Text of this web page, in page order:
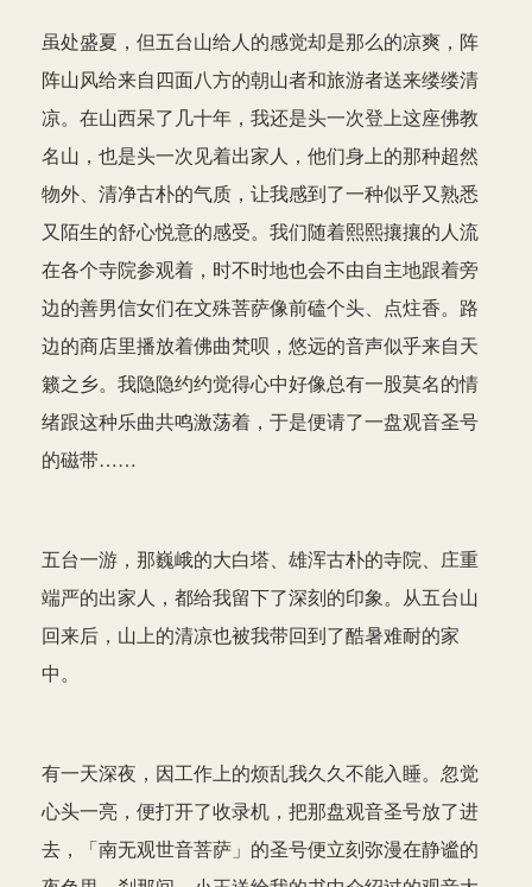
虽处盛夏，但五台山给人的感觉却是那么的凉爽，阵
阵山风给来自四面八方的朝山者和旅游者送来缕缕清
凉。在山西呆了几十年，我还是头一次登上这座佛教
名山，也是头一次见着出家人，他们身上的那种超然
物外、清净古朴的气质，让我感到了一种似乎又熟悉
又陌生的舒心悦意的感受。我们随着熙熙攘攘的人流
在各个寺院参观着，时不时地也会不由自主地跟着旁
边的善男信女们在文殊菩萨像前磕个头、点炷香。路
边的商店里播放着佛曲梵呗，悠远的音声似乎来自天
籁之乡。我隐隐约约觉得心中好像总有一股莫名的情
绪跟这种乐曲共鸣激荡着，于是便请了一盘观音圣号
的磁带……
五台一游，那巍峨的大白塔、雄浑古朴的寺院、庄重
端严的出家人，都给我留下了深刻的印象。从五台山
回来后，山上的清凉也被我带回到了酷暑难耐的家
中。
有一天深夜，因工作上的烦乱我久久不能入睡。忽觉
心头一亮，便打开了收录机，把那盘观音圣号放了进
去，「南无观世音菩萨」的圣号便立刻弥漫在静谧的